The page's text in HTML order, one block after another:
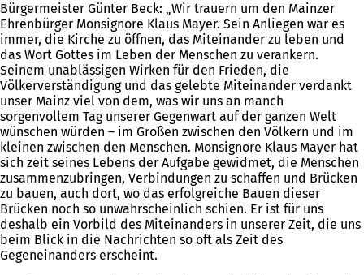
Bürgermeister Günter Beck: „Wir trauern um den Mainzer
Ehrenbürger Monsignore Klaus Mayer. Sein Anliegen war es
immer, die Kirche zu öffnen, das Miteinander zu leben und
das Wort Gottes im Leben der Menschen zu verankern.
Seinem unablässigen Wirken für den Frieden, die
Völkerverständigung und das gelebte Miteinander verdankt
unser Mainz viel von dem, was wir uns an manch
sorgenvollem Tag unserer Gegenwart auf der ganzen Welt
wünschen würden – im Großen zwischen den Völkern und im
kleinen zwischen den Menschen. Monsignore Klaus Mayer hat
sich zeit seines Lebens der Aufgabe gewidmet, die Menschen
zusammenzubringen, Verbindungen zu schaffen und Brücken
zu bauen, auch dort, wo das erfolgreiche Bauen dieser
Brücken noch so unwahrscheinlich schien. Er ist für uns
deshalb ein Vorbild des Miteinanders in unserer Zeit, die uns
beim Blick in die Nachrichten so oft als Zeit des
Gegeneinanders erscheint.